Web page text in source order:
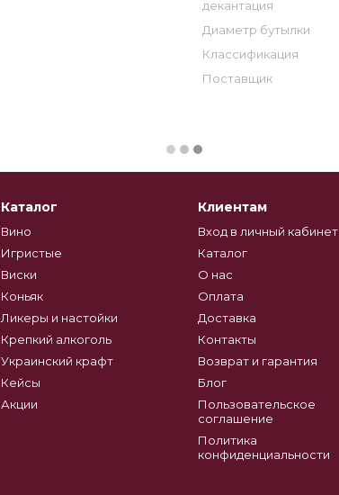
декантация
Диаметр бутылки
Классификация
Поставщик
Каталог
Вино
Игристые
Виски
Коньяк
Ликеры и настойки
Крепкий алкоголь
Украинский крафт
Кейсы
Акции
Клиентам
Вход в личный кабинет
Каталог
О нас
Оплата
Доставка
Контакты
Возврат и гарантия
Блог
Пользовательское
соглашение
Политика
конфиденциальности